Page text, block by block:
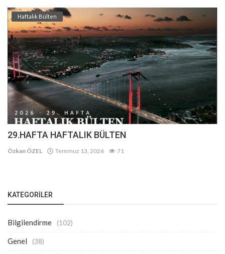
Haftalık Bülten
29.HAFTA HAFTALIK BÜLTEN
Özkan ÖZEL Temmuz 13, 2026 71
KATEGORILER
Bilgilendirme (102)
Genel (38)